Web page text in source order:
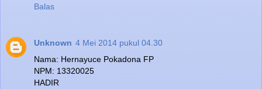
Balas
Unknown 4 Mei 2014 pukul 04.30
Nama: Hernayuce Pokadona FP
NPM: 13320025
HADIR